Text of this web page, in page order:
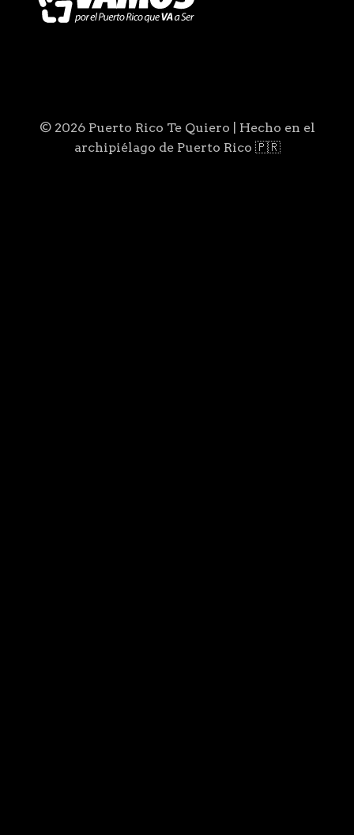
© 2026 Puerto Rico Te Quiero | Hecho en el
archipiélago de Puerto Rico 🇵🇷